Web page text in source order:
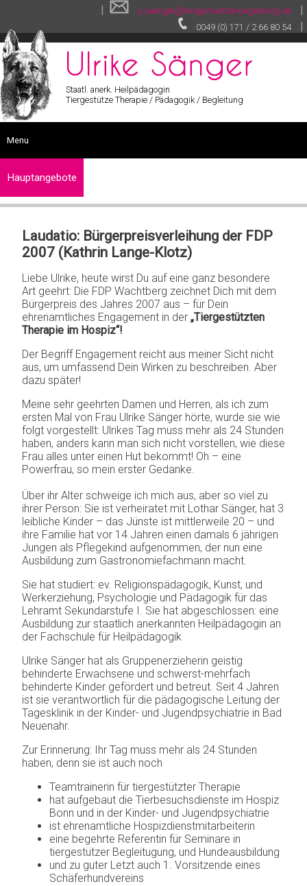
| u.saenger@tiergestuetzte-begleitung.de |
0049 (0) 171 / 2 66 80 54 |
Staatl. anerk. Heilpädagogin
Tiergestütze Therapie / Pädagogik / Begleitung
Menu
VITA
VIDEOS
TEXTE
GALERIE
IN MEMORIAN
Hauptangebote
Tiergestützte
Tiergestützte
Tiergestützte
Begleitung
dienst
Laudatio: Bürgerpreisverleihung der FDP
2007 (Kathrin Lange-Klotz)
Liebe Ulrike, heute wirst Du auf eine ganz besondere
Art geehrt: Die FDP Wachtberg zeichnet Dich mit dem
Bürgerpreis des Jahres 2007 aus – für Dein
ehrenamtliches Engagement in der „Tiergestützten
Therapie im Hospiz“!
Der Begriff Engagement reicht aus meiner Sicht nicht
aus, um umfassend Dein Wirken zu beschreiben. Aber
dazu später!
Meine sehr geehrten Damen und Herren, als ich zum
ersten Mal von Frau Ulrike Sänger hörte, wurde sie wie
folgt vorgestellt: Ulrikes Tag muss mehr als 24 Stunden
haben, anders kann man sich nicht vorstellen, wie diese
Frau alles unter einen Hut bekommt! Oh – eine
Powerfrau, so mein erster Gedanke.
Über ihr Alter schweige ich mich aus, aber so viel zu
ihrer Person: Sie ist verheiratet mit Lothar Sänger, hat 3
leibliche Kinder – das Jünste ist mittlerweile 20 – und
ihre Familie hat vor 14 Jahren einen damals 6 jährigen
Jungen als Pflegekind aufgenommen, der nun eine
Ausbildung zum Gastronomiefachmann macht.
Sie hat studiert: ev. Religionspädagogik, Kunst, und
Werkerziehung, Psychologie und Pädagogik für das
Lehramt Sekundarstufe I. Sie hat abgeschlossen: eine
Ausbildung zur staatlich anerkannten Heilpädagogin an
der Fachschule für Heilpädagogik
Ulrike Sänger hat als Gruppenerzieherin geistig
behinderte Erwachsene und schwerst-mehrfach
behinderte Kinder gefördert und betreut. Seit 4 Jahren
ist sie verantwortlich für die pädagogische Leitung der
Tagesklinik in der Kinder- und Jugendpsychiatrie in Bad
Neuenahr.
Zur Erinnerung: Ihr Tag muss mehr als 24 Stunden
haben, denn sie ist auch noch
Teamtrainerin für tiergestützter Therapie
hat aufgebaut die Tierbesuchsdienste im Hospiz
Bonn und in der Kinder- und Jugendpsychiatrie
ist ehrenamtliche Hospizdienstmitarbeiterin
eine begehrte Referentin für Seminare in
tiergestützer Begleitugung, und Hundeausbildung
und zu guter Letzt auch 1. Vorsitzende eines
Schäferhundvereins